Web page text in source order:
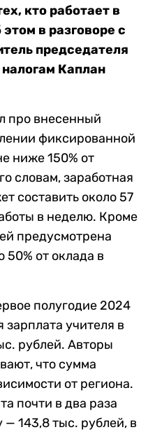
кто работает в
в разговоре с
председателя
Каплан
про внесенный
фиксированной
ниже 150% от
словам, заработная
составить около 57
в неделю. Кроме
предусмотрена
от оклада в
полугодие 2024
зарплата учителя в
рублей. Авторы
что сумма
от региона.
почти в два раза
143,8 тыс. рублей, в